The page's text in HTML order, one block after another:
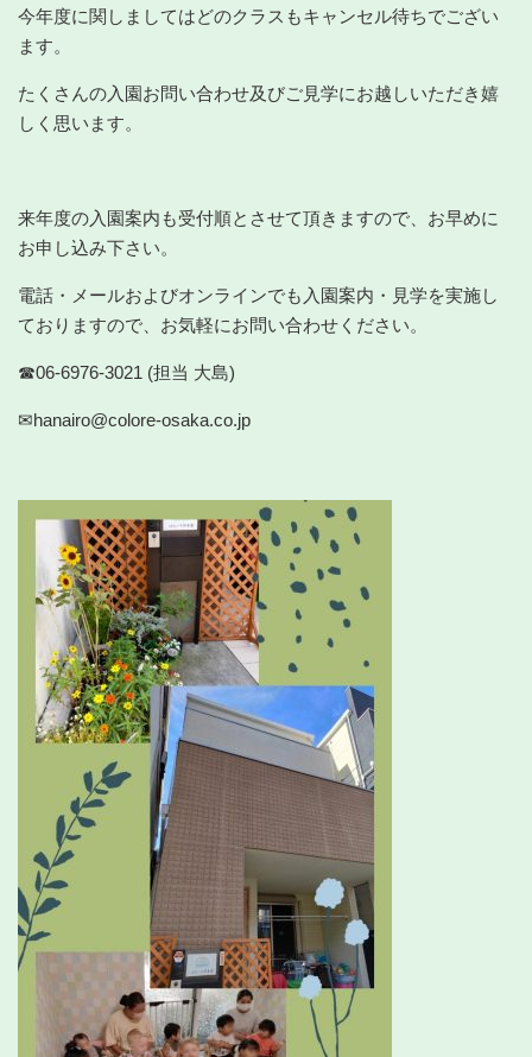
今年度に関しましてはどのクラスもキャンセル待ちでござい
ます。
たくさんの入園お問い合わせ及びご見学にお越しいただき嬉
しく思います。
来年度の入園案内も受付順とさせて頂きますので、お早めに
お申し込み下さい。
電話・メールおよびオンラインでも入園案内・見学を実施し
ておりますので、お気軽にお問い合わせください。
☎06-6976-3021 (担当 大島)
✉hanairo@colore-osaka.co.jp